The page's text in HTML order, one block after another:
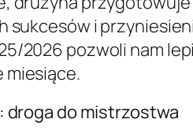
sukcesów i
2026 pozwoli nam
miesiące.
droga do mistrzostwa